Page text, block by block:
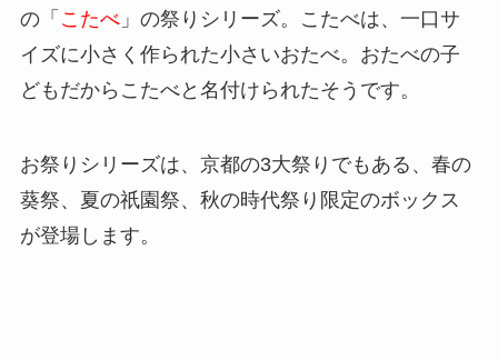
の「 こたべ」の祭りシリーズ。こたべは、一口サ
イズに小さく作られた小さいおたべ。おたべの子
どもだからこたべと名付けられたそうです。
お祭りシリーズは、京都の3大祭りでもある、春の
葵祭、夏の祇園祭、秋の時代祭り限定のボックス
が登場します。